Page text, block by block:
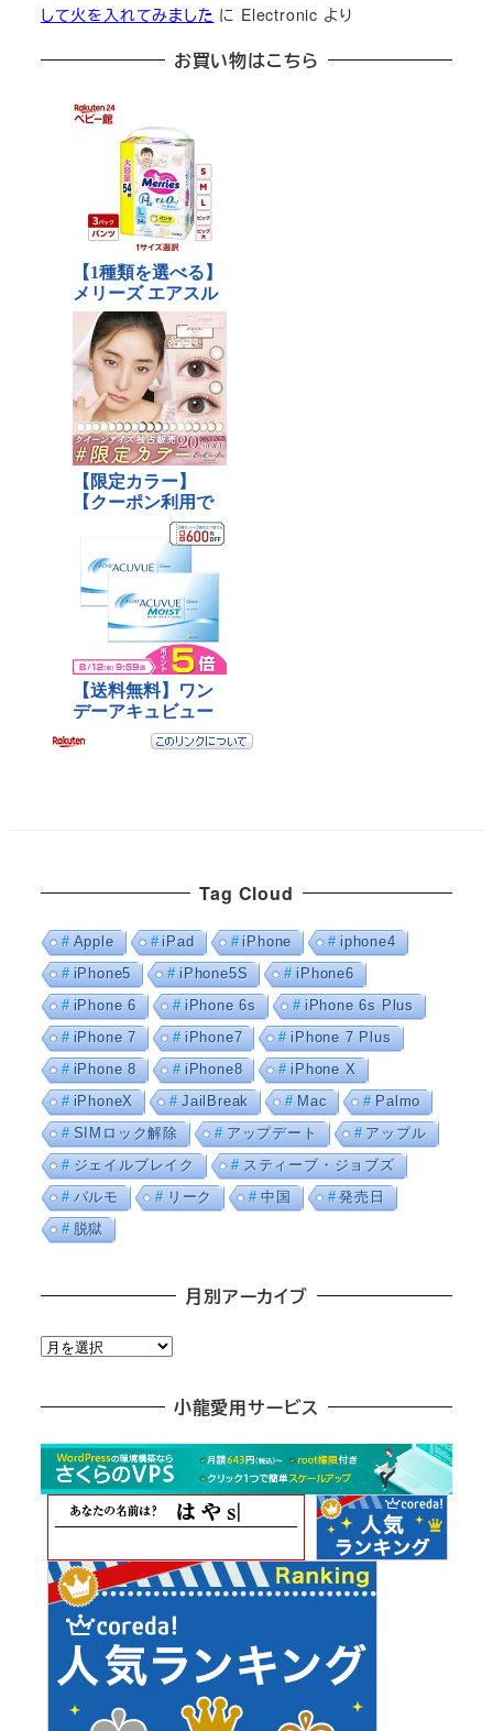
して火を入れてみました に Electronic より
お買い物はこちら
Tag Cloud
Apple iPad iPhone
iphone4
iPhone5
iPhone5S
iPhone6
iPhone 6
iPhone 6s
iPhone 6s Plus
iPhone 7
iPhone7
iPhone 7 Plus
iPhone 8
iPhone8
iPhone X
iPhoneX
JailBreak Mac
Palmo
SIMロック解除
アップデート
アップル
ジェイルブレイク
スティーブ・ジョブズ
パルモ
リーク 中国
発売日
脱獄
月別アーカイブ
月
カ
小龍愛用サービス